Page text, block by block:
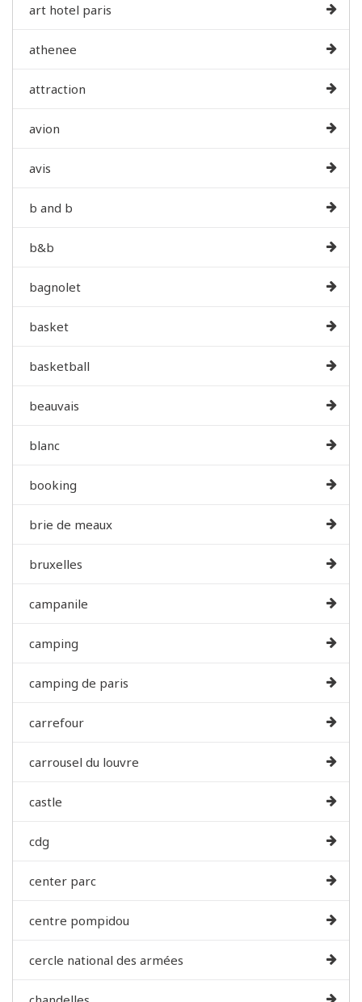
art hotel paris
athenee
attraction
avion
avis
b and b
b&b
bagnolet
basket
basketball
beauvais
blanc
booking
brie de meaux
bruxelles
campanile
camping
camping de paris
carrefour
carrousel du louvre
castle
cdg
center parc
centre pompidou
cercle national des armées